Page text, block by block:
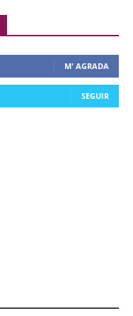
M' AGRADA
SEGUIR